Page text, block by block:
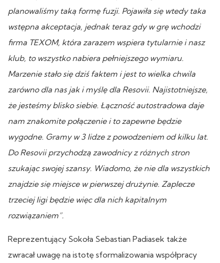
planowaliśmy taką formę fuzji. Pojawiła się wtedy taka
wstępna akceptacja, jednak teraz gdy w grę wchodzi
firma TEXOM, która zarazem wspiera tytularnie i nasz
klub, to wszystko nabiera pełniejszego wymiaru.
Marzenie stało się dziś faktem i jest to wielka chwila
zarówno dla nas jak i myślę dla Resovii. Najistotniejsze,
że jesteśmy blisko siebie. Łączność autostradowa daje
nam znakomite połączenie i to zapewne będzie
wygodne. Gramy w 3 lidze z powodzeniem od kilku lat.
Do Resovii przychodzą zawodnicy z różnych stron
szukając swojej szansy. Wiadomo, że nie dla wszystkich
znajdzie się miejsce w pierwszej drużynie. Zaplecze
trzeciej ligi będzie więc dla nich kapitalnym
rozwiązaniem”.
Reprezentujący Sokoła Sebastian Padiasek także
zwracał uwagę na istotę sformalizowania współpracy